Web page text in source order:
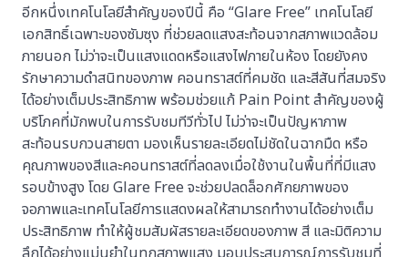
อีกหนึ่งเทคโนโลยีสำคัญของปีนี้ คือ “Glare Free” เทคโนโลยี
เอกสิทธิ์เฉพาะของซัมซุง ที่ช่วยลดแสงสะท้อนจากสภาพแวดล้อม
ภายนอก ไม่ว่าจะเป็นแสงแดดหรือแสงไฟภายในห้อง โดยยังคง
รักษาความดำสนิทของภาพ คอนทราสต์ที่คมชัด และสีสันที่สมจริง
ได้อย่างเต็มประสิทธิภาพ พร้อมช่วยแก้ Pain Point สำคัญของผู้
บริโภคที่มักพบในการรับชมทีวีทั่วไป ไม่ว่าจะเป็นปัญหาภาพ
สะท้อนรบกวนสายตา มองเห็นรายละเอียดไม่ชัดในฉากมืด หรือ
คุณภาพของสีและคอนทราสต์ที่ลดลงเมื่อใช้งานในพื้นที่ที่มีแสง
รอบข้างสูง โดย Glare Free จะช่วยปลดล็อกศักยภาพของ
จอภาพและเทคโนโลยีการแสดงผลให้สามารถทำงานได้อย่างเต็ม
ประสิทธิภาพ ทำให้ผู้ชมสัมผัสรายละเอียดของภาพ สี และมิติความ